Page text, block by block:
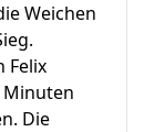
Weichen
Felix
Minuten
Die